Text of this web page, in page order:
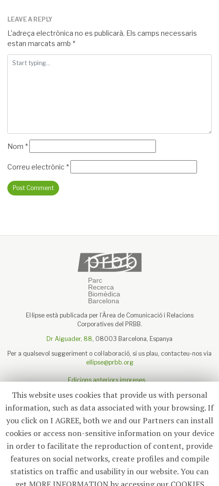
LEAVE A REPLY
L'adreça electrònica no es publicarà. Els camps necessaris
estan marcats amb *
Nom *
Correu electrònic *
El·lipse està publicada per l’Àrea de Comunicació i Relacions
Corporatives del PRBB.
Dr Aiguader, 88, 08003 Barcelona, Espanya
Per a qualsevol suggeriment o col·laboració, si us plau, contacteu-nos via
ellipse@prbb.org
Edicions anteriors impreses
Sobre el PRBB
Subscriu-te
© 2026 El·lipse
This website uses cookies that provide us with personal
information, such as data associated with your browsing. If
you click on I AGREE, both we and our Partners can install
cookies or access non-sensitive information on your device
in order to facilitate the reproduction of content, provide
features on social networks, create profiles and compile
statistics on traffic and usability in our website. You can